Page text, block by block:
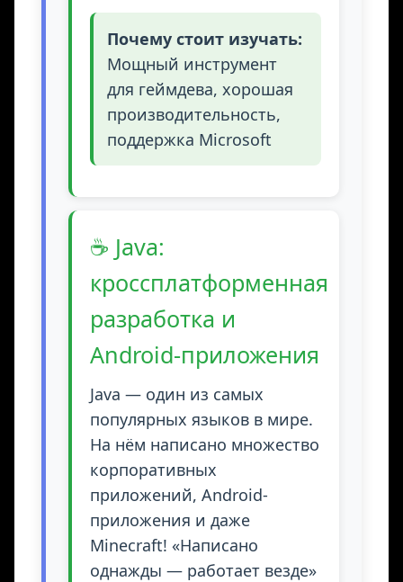
Почему стоит изучать:
Мощный инструмент
для геймдева, хорошая
производительность,
поддержка Microsoft
☕ Java:
кроссплатформенная
разработка и
Android-приложения
Java — один из самых
популярных языков в мире.
На нём написано множество
корпоративных
приложений, Android-
приложения и даже
Minecraft! «Написано
однажды — работает везде»